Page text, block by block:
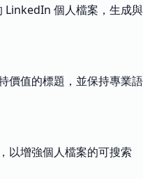
LinkedIn 個人檔案，生成與
價值的標題，並保持專業語
以增強個人檔案的可搜索